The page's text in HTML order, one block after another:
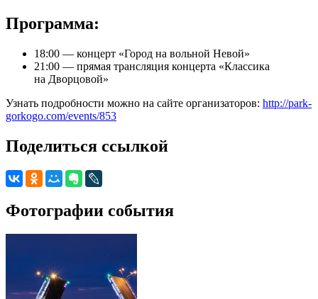
Программа:
18:00 — концерт «Город на вольной Невой»
21:00 — прямая трансляция концерта «Классика
на Дворцовой»
Узнать подробности можно на сайте организаторов: http://park-
gorkogo.com/events/853
Поделиться ссылкой
Фотографии события